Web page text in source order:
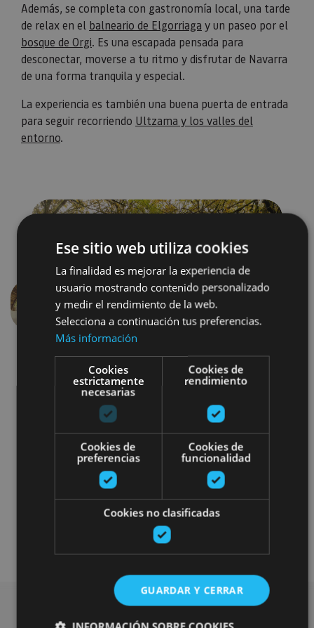
Además, se completa con gastronomía local, una tarde
de relax en el balneario de Elgorriaga y un paseo por el
bosque de Orgi. Es una escapada pensada para
desconectar, moverse a tu ritmo y disfrutar de Navarra
de una forma tranquila y especial.
La experiencia es también una buena puerta de entrada
para seguir recorriendo Ultzama y los valles del
entorno.
Anterior
Gastronomía Balneario
Experiencias con alojamiento
Turismo activo selecto
Alojamientos singulares premium
Ese sitio web utiliza cookies
La finalidad es mejorar la experiencia de
usuario mostrando contenido personalizado
y medir el rendimiento de la web.
Selecciona a continuación tus preferencias.
Más información
Cookies
estrictamente
necesarias
Cookies de
rendimiento
Cookies de
preferencias
Cookies de
funcionalidad
Cookies no clasificadas
GUARDAR Y CERRAR